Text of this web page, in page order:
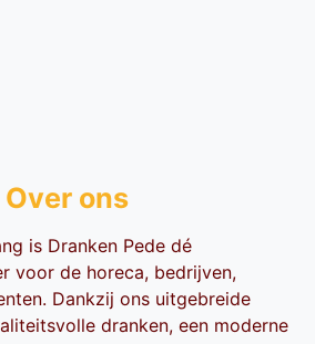
Over ons
is Dranken Pede dé
voor de horeca, bedrijven,
Dankzij ons uitgebreide
dranken, een moderne